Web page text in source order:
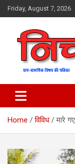
Skip
to
Friday, August 7, 2026
Nichod
Home विविध मारे